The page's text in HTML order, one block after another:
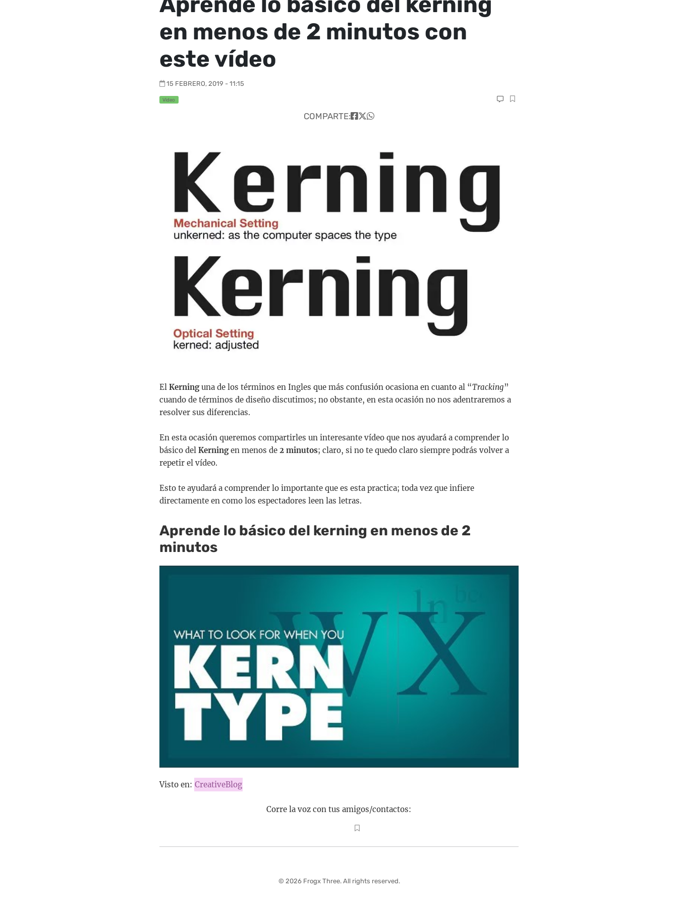
en menos de 2 minutos con
este vídeo
15 FEBRERO, 2019 - 11:15
Video
COMPARTE:
El Kerninguna de los términos en Ingles que más confusión ocasiona en cuanto al “Tracking”
cuando de términos de diseño discutimos; no obstante, en esta ocasión no nos adentraremos a
resolver sus diferencias.
En esta ocasión queremos compartirles un interesante vídeo que nos ayudará a comprender lo
básico del Kerningen menos de 2 minutos; claro, si no te quedo claro siempre podrás volver a
repetir el vídeo.
Esto te ayudará a comprender lo importante que es esta practica; toda vez que infiere
directamente en como los espectadores leen las letras.
Aprende lo básico del kerning en menos de 2
minutos
Visto en: CreativeBlog
Corre la voz con tus amigos/contactos:
© 2026 Frogx Three. All rights reserved.